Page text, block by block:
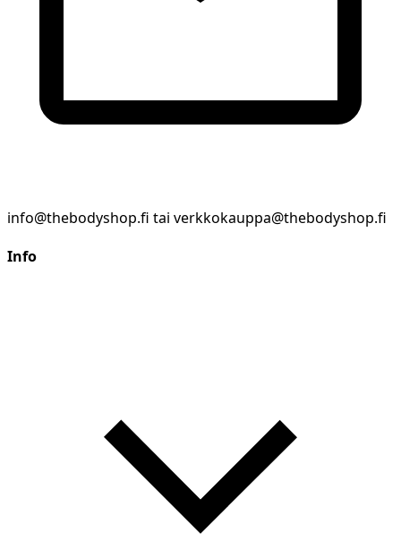
info@thebodyshop.fi tai verkkokauppa@thebodyshop.fi
Info